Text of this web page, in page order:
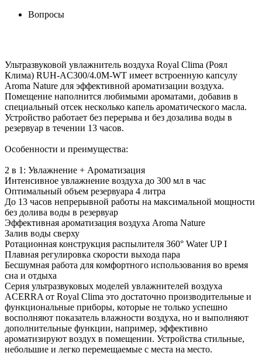
Вопросы
Ультразвуковой увлажнитель воздуха Royal Clima (Роял
Клима) RUH-AC300/4.0M-WT имеет встроенную капсулу
Aroma Nature для эффективной ароматизации воздуха.
Помещение наполнится любимыми ароматами, добавив в
специальный отсек несколько капель ароматического масла.
Устройство работает без перерыва и без дозалива воды в
резервуар в течении 13 часов.
Особенности и преимущества:
2 в 1: Увлажнение + Ароматизация
Интенсивное увлажнение воздуха до 300 мл в час
Оптимальный объем резервуара 4 литра
До 13 часов непрерывной работы на максимальной мощности
без долива воды в резервуар
Эффективная ароматизация воздуха Aroma Nature
Залив воды сверху
Ротационная конструкция распылителя 360° Water UP I
Плавная регулировка скорости выхода пара
Бесшумная работа для комфортного использования во время
сна и отдыха
Серия ультразвуковых моделей увлажнителей воздуха
ACERRA от Royal Clima это достаточно производительные и
функциональные приборы, которые не только успешно
восполняют показатель влажности воздуха, но и выполняют
дополнительные функции, например, эффективно
ароматизируют воздух в помещении. Устройства стильные,
небольшие и легко перемещаемые с места на место.